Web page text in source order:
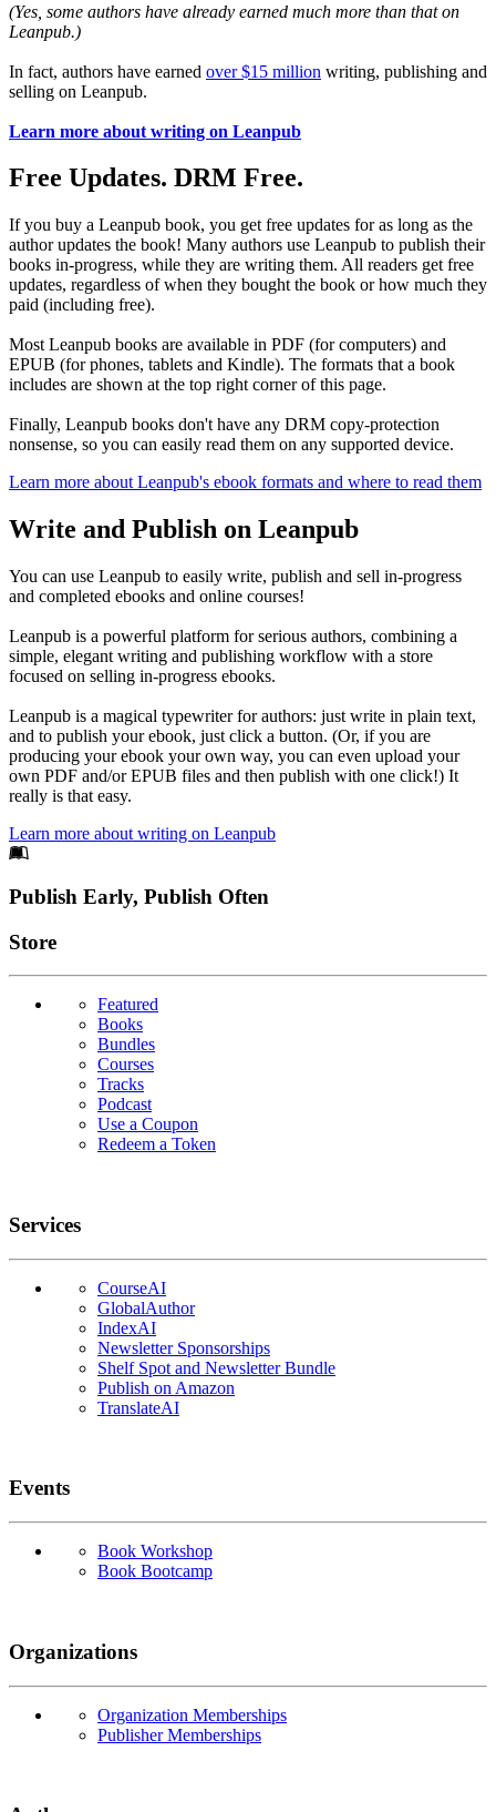
(Yes, some authors have already earned much more than that on
Leanpub.)
In fact, authors have earned over $15 million writing, publishing and
selling on Leanpub.
Learn more about writing on Leanpub
Free Updates. DRM Free.
If you buy a Leanpub book, you get free updates for as long as the
author updates the book! Many authors use Leanpub to publish their
books in-progress, while they are writing them. All readers get free
updates, regardless of when they bought the book or how much they
paid (including free).
Most Leanpub books are available in PDF (for computers) and
EPUB (for phones, tablets and Kindle). The formats that a book
includes are shown at the top right corner of this page.
Finally, Leanpub books don't have any DRM copy-protection
nonsense, so you can easily read them on any supported device.
Learn more about Leanpub's ebook formats and where to read them
Write and Publish on Leanpub
You can use Leanpub to easily write, publish and sell in-progress
and completed ebooks and online courses!
Leanpub is a powerful platform for serious authors, combining a
simple, elegant writing and publishing workflow with a store
focused on selling in-progress ebooks.
Leanpub is a magical typewriter for authors: just write in plain text,
and to publish your ebook, just click a button. (Or, if you are
producing your ebook your own way, you can even upload your
own PDF and/or EPUB files and then publish with one click!) It
really is that easy.
Learn more about writing on Leanpub
Footer
Publish Early, Publish Often
Links
Store
Featured
Books
Bundles
Courses
Tracks
Podcast
Use a Coupon
Redeem a Token
Services
CourseAI
GlobalAuthor
IndexAI
Newsletter Sponsorships
Shelf Spot and Newsletter Bundle
Publish on Amazon
TranslateAI
Events
Book Workshop
Book Bootcamp
Organizations
Organization Memberships
Publisher Memberships